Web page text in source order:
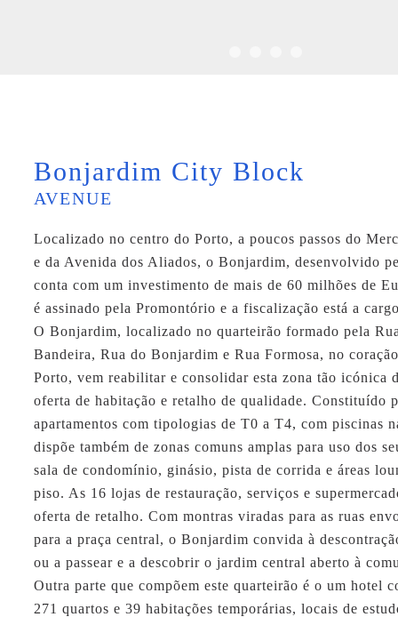
Bonjardim City Block
AVENUE
Localizado no centro do Porto, a poucos passos do
e da Avenida dos Aliados, o Bonjardim, desenvolvido
conta com um investimento de mais de 60 milhões de
é assinado pela Promontório e a fiscalização está a
O Bonjardim, localizado no quarteirão formado pela
Bandeira, Rua do Bonjardim e Rua Formosa, no
Porto, vem reabilitar e consolidar esta zona tão icónica
oferta de habitação e retalho de qualidade. Constituído
apartamentos com tipologias de T0 a T4, com piscinas
dispõe também de zonas comuns amplas para uso dos
sala de condomínio, ginásio, pista de corrida e áreas
piso. As 16 lojas de restauração, serviços e
oferta de retalho. Com montras viradas para as ruas
para a praça central, o Bonjardim convida à
ou a passear e a descobrir o jardim central aberto à
Outra parte que compõem este quarteirão é o um hotel
271 quartos e 39 habitações temporárias, locais de